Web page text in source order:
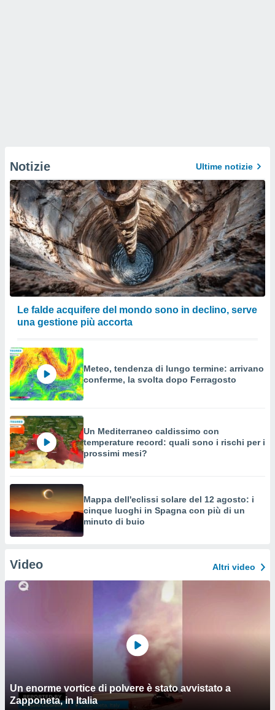
Notizie Ultime notizie
Le falde acquifere del mondo sono in declino, serve
una gestione più accorta
Meteo, tendenza di lungo termine: arrivano
conferme, la svolta dopo Ferragosto
Un Mediterraneo caldissimo con
temperature record: quali sono i rischi per i
prossimi mesi?
Mappa dell'eclissi solare del 12 agosto: i
cinque luoghi in Spagna con più di un
minuto di buio
Video Altri video
Un enorme vortice di polvere è stato avvistato a
Zapponeta, in Italia